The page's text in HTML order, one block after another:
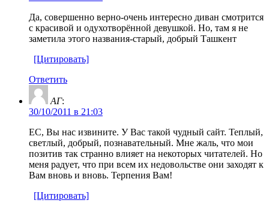
Да, совершенно верно-очень интересно диван смотрится
с красивой и одухотворённой девушкой. Но, там я не
заметила этого названия-старый, добрый Ташкент
[Цитировать]
Ответить
АГ:
30/10/2011 в 21:03
ЕС, Вы нас извините. У Вас такой чудный сайт. Теплый,
светлый, добрый, познавательный. Мне жаль, что мои
позитив так странно влияет на некоторых читателей. Но
меня радует, что при всем их недовольстве они заходят к
Вам вновь и вновь. Терпения Вам!
[Цитировать]